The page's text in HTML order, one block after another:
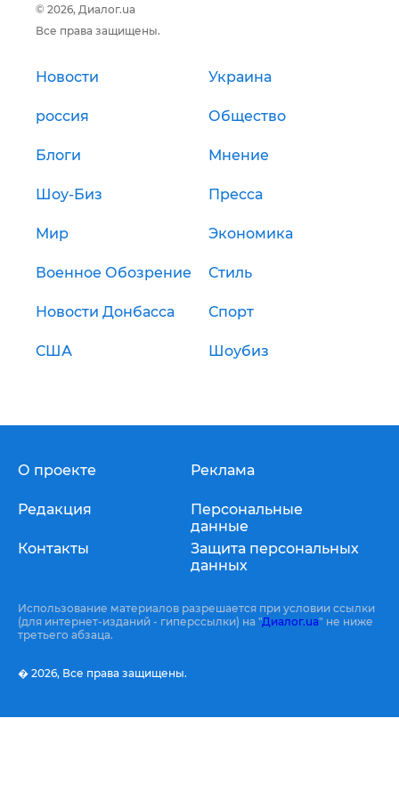
© 2026, Диалог.ua
Все права защищены.
Новости Украина
россия Общество
Блоги Мнение
Шоу-Биз Пресса
Мир Экономика
Военное Обозрение Стиль
Новости Донбасса Спорт
США Шоубиз
О проекте
Редакция
Контакты
Реклама
Персональные
данные
Защита персональных
данных
Использование материалов разрешается при условии ссылки
(для интернет-изданий - гиперссылки) на "Диалог.ua" не ниже
третьего абзаца.
� 2026, Все права защищены.